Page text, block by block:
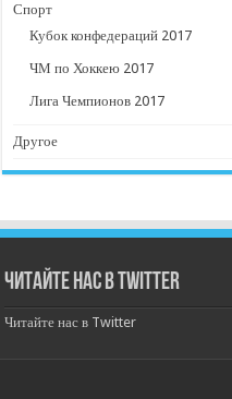
Спорт
Кубок конфедераций 2017
ЧМ по Хоккею 2017
Лига Чемпионов 2017
Другое
Читайте нас в Twitter
Читайте нас в Twitter